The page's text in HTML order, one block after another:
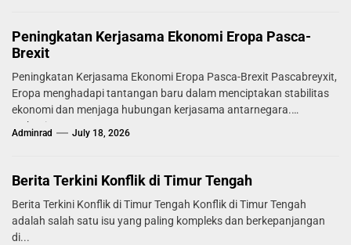
Peningkatan Kerjasama Ekonomi Eropa Pasca-
Brexit
Peningkatan Kerjasama Ekonomi Eropa Pasca-Brexit Pascabreyxit,
Eropa menghadapi tantangan baru dalam menciptakan stabilitas
ekonomi dan menjaga hubungan kerjasama antarnegara.
Mekanisme...
Adminrad July 18, 2026
Berita Terkini Konflik di Timur Tengah
Berita Terkini Konflik di Timur Tengah Konflik di Timur Tengah
adalah salah satu isu yang paling kompleks dan berkepanjangan
di...